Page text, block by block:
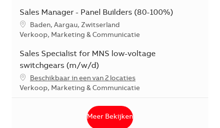
Sales Manager - Panel Builders (80-100%)
*Je kunt je voorkeurslocatie(s) selecteren tijdens de
Baden, Aargau, Zwitserland
Categorie
Verkoop, Marketing & Communicatie
Sales Specialist for MNS low-voltage
switchgears (m/w/d)
Beschikbaar in een van 2 locaties
Categorie
Verkoop, Marketing & Communicatie
Meer Bekijken